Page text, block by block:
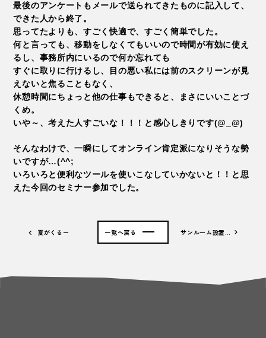
最後のアンケートもメールで送られてきたものに記入して、
できた人から終了。
思ってたよりも、すごく快適で、すごく簡単でした。
何と言っても、移動をしなくてもいいので時間が有効に使え
るし、事務所内にいるので何か忘れても
すぐに取りに行けるし、目の悪い私には前のスクリーンが見
えないと焦ることもなく、
休憩時間にちょっと他の仕事もできると、まさにいいことづ
くめ。
いや～、考えた人すごいな！！！と感心しきりです(@_@)
そんなわけで、一瞬にしてオンライン肯定派になりそうな勢
いですが…(^^;
いろいろと便利なツールを使いこなしていかないと！！と思
えた今回のセミナー参加でした。
夏がくるー サンルーム設置…
一覧へ戻る